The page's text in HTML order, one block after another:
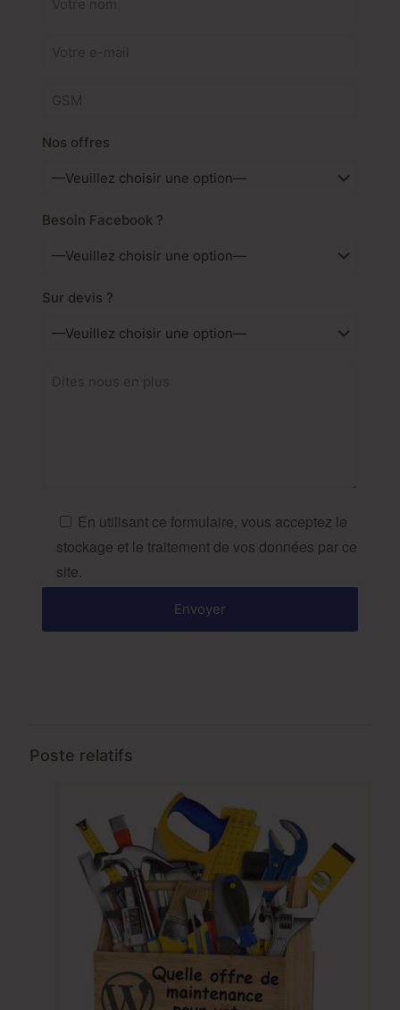
Nos offres
Besoin Facebook ?
Sur devis ?
En utilisant ce formulaire, vous acceptez le
stockage et le traitement de vos données par ce
site.
Poste relatifs